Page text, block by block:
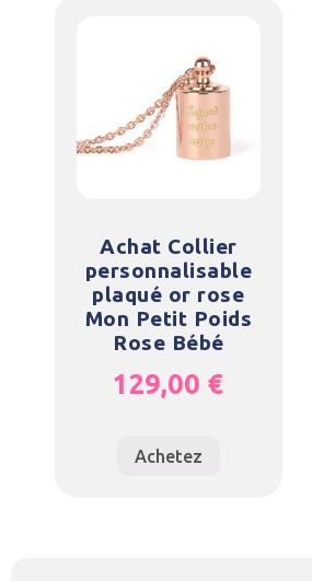
Achat Collier
personnalisable
plaqué or rose
Mon Petit Poids
Rose Bébé
129,00 €
Achetez